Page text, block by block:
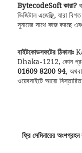
BytecodeSoft কারা?
ডিজিটাল এজেঞ্ছি, যারা
সুনামের সাথে কাজ করছে
বাইটকোডসফটের ঠিকানাঃ
Dhaka-1212, কোন
01609 8200 94,
ওয়েবসাইটে আরো
ফ্রি সেমিনারের